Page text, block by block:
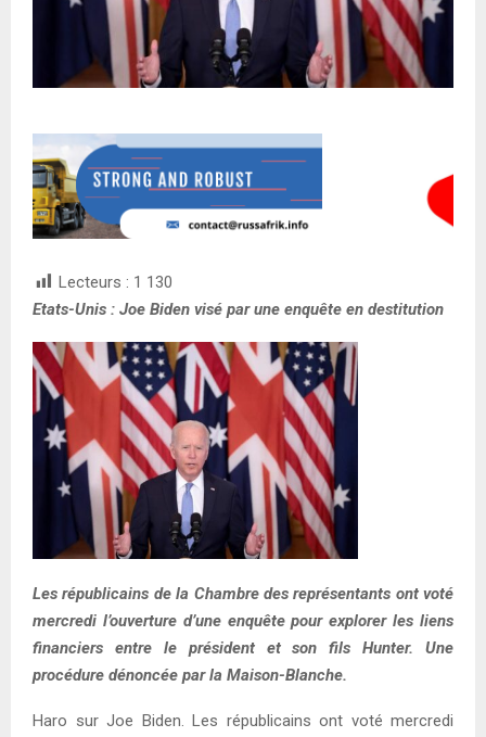
Lecteurs : 1 130
Etats-Unis : Joe Biden visé par une enquête en destitution
Les républicains de la Chambre des représentants ont voté
mercredi l’ouverture d’une enquête pour explorer les liens
financiers entre le président et son fils Hunter. Une
procédure dénoncée par la Maison-Blanche.
Haro sur Joe Biden. Les républicains ont voté mercredi